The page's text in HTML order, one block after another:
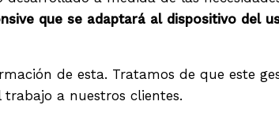
que se adaptará al dispositivo del
de esta. Tratamos de que este
a nuestros clientes.